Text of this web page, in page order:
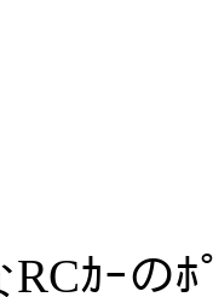
ｶｰの